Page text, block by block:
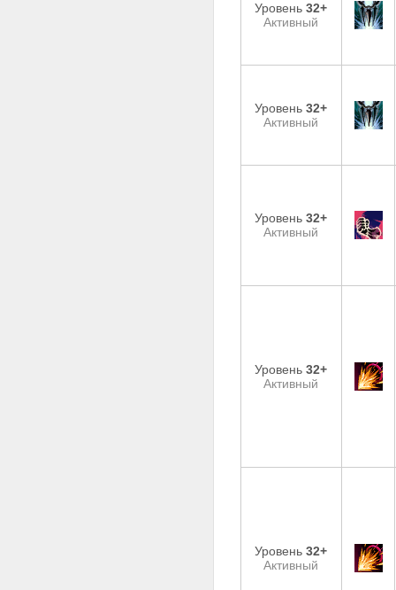
Уровень32+
Активный
Уровень32+
Активный
Уровень32+
Активный
Уровень32+
Активный
Уровень32+
Активный